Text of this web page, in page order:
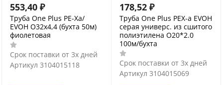
553,40 ₽
Труба One Plus PE-Xa/
EVOH O32х4,4 (бухта 50м)
фиолетовая
Срок поставки от 3х дней
Артикул 3104015118
178,52 ₽
Труба One Plus PEX-a EVOH
серая универс. из сшитого
полиэтилена O20*2.0
100м/бухта
Срок поставки от 3х дней
Артикул 3104015069